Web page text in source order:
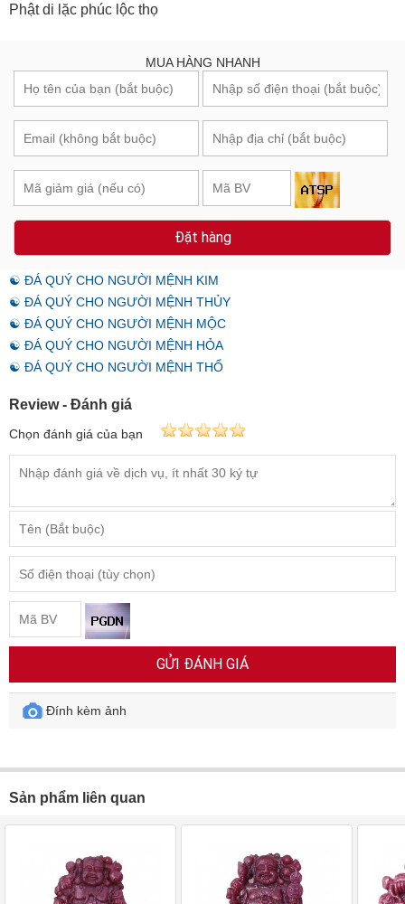
Phật di lặc phúc lộc thọ
MUA HÀNG NHANH
Đặt hàng
☯ ĐÁ QUÝ CHO NGƯỜI MỆNH KIM
☯ ĐÁ QUÝ CHO NGƯỜI MỆNH THỦY
☯ ĐÁ QUÝ CHO NGƯỜI MỆNH MỘC
☯ ĐÁ QUÝ CHO NGƯỜI MỆNH HỎA
☯ ĐÁ QUÝ CHO NGƯỜI MỆNH THỔ
Review - Đánh giá
Chọn đánh giá của bạn
GỬI ĐÁNH GIÁ
Đính kèm ảnh
Sản phẩm liên quan